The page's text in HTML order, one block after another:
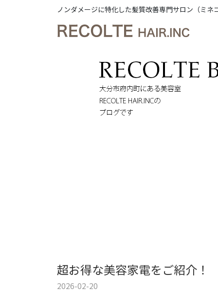
ノンダメージに特化した髪質改善専門サロン（ミネ
超お得な美容家電をご紹介！
2026-02-20